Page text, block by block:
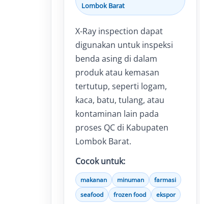
Lombok Barat
X-Ray inspection dapat
digunakan untuk inspeksi
benda asing di dalam
produk atau kemasan
tertutup, seperti logam,
kaca, batu, tulang, atau
kontaminan lain pada
proses QC di Kabupaten
Lombok Barat.
Cocok untuk:
makanan minuman
farmasi
seafood
frozen food ekspor